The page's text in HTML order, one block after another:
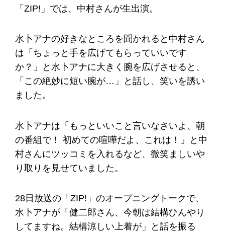
「ZIP!」では、中村さんが生出演。
水卜アナの好きなところを聞かれると中村さん
は「ちょっと手を広げてもらっていいです
か？」と水卜アナに大きく腕を広げさせると、
「この絶妙に短い腕が…」と話し、笑いを誘い
ました。
水卜アナは「もっといいこと言いなさいよ、朝
の番組で！ 初めての喧嘩だよ、これは！」と中
村さんにツッコミを入れるなど、微笑ましいや
り取りを見せていました。
28日放送の「ZIP!」のオープニングトークで、
水卜アナが「健二郎さん、今朝は結構ひんやり
してますね。結構涼しい上着が」と話を振る